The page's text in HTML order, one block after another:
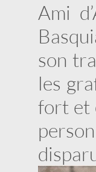
Ami
son
les
fort et